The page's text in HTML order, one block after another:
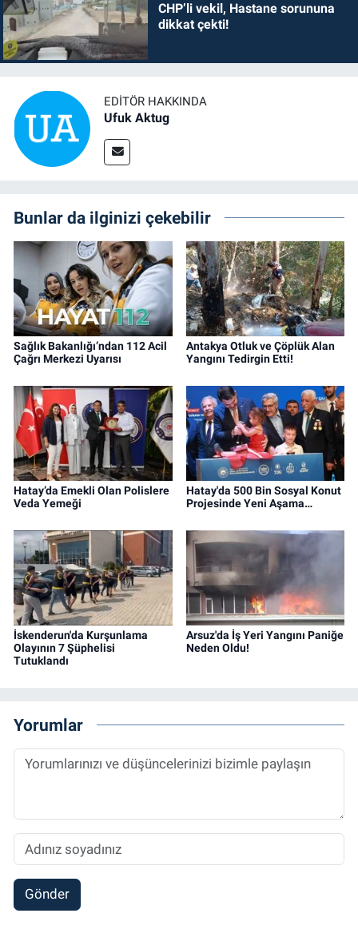
CHP’li vekil, Hastane sorununa
dikkat çekti!
EDITÖR HAKKINDA
Ufuk Aktug
Bunlar da ilginizi çekebilir
Sağlık Bakanlığı’ndan 112 Acil
Çağrı Merkezi Uyarısı
Antakya Otluk ve Çöplük Alan
Yangını Tedirgin Etti!
Hatay’da Emekli Olan Polislere
Veda Yemeği
Hatay'da 500 Bin Sosyal Konut
Projesinde Yeni Aşama…
İskenderun'da Kurşunlama
Olayının 7 Şüphelisi
Tutuklandı
Arsuz'da İş Yeri Yangını Paniğe
Neden Oldu!
Yorumlar
Gönder